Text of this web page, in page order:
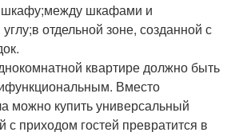
шкафу;между шкафами и
отдельной зоне, созданной с
квартире должно быть
Вместо
можно купить универсальный
с приходом гостей превратится в